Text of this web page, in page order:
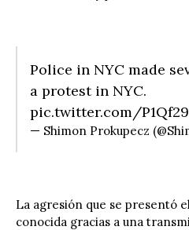
Police in NYC made
a protest in NYC.
pic.twitter.com/
— Shimon Prokupecz
La agresión que se presentó
conocida gracias a una